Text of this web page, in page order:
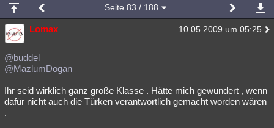
meine Rubriken
Menschen Mystery Kriminalfälle
Spiritualität
weitere Rubriken
Seite 83 / 188
Lomax 10.05.2009 um 05:25
@buddel
@MazlumDogan
Ihr seid wirklich ganz große Klasse . Hätte mich gewundert , wenn
dafür nicht auch die Türken verantwortlich gemacht worden wären
.